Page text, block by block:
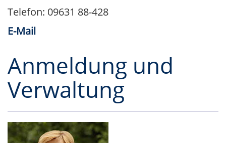
Telefon: 09631 88-428
E-Mail
Anmeldung und
Verwaltung